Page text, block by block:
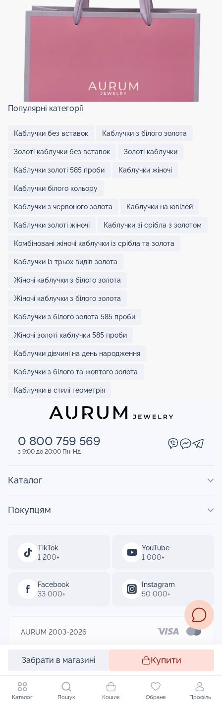
Каталог Пошук Кошик Обране Профіль
Забрати в магазині Купити
Популярні категорії
Каблучки без вставок Каблучки з білого золота
Золоті каблучки без вставок Золоті каблучки
Каблучки золоті 585 проби Каблучки жіночі
Каблучки білого кольору
Каблучки з червоного золота Каблучки на ювілей
Каблучки золоті жіночі Каблучки зі срібла з золотом
Комбіновані жіночі каблучки із срібла та золота
Каблучки із трьох видів золота
Жіночі каблучки з білого золота
Жіночі каблучки з білого золота
Каблучки з білого золота 585 проби
Жіночі золоті каблучки 585 проби
Каблучки дівчині на день народження
Каблучки з білого та жовтого золота
Каблучки в стилі геометрія
0 800 759 569
з 9:00 до 20:00 Пн-Нд
TikTok
1 200+
YouTube
1 000+
Facebook
33 000+
Instagram
50 000+
Каталог
Покупцям
AURUM 2003-2026